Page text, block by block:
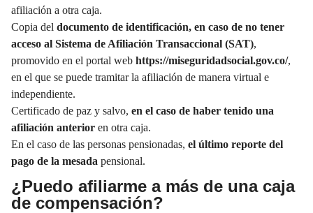
afiliación a otra caja.
Copia del documento de identificación, en caso de no tener
acceso al Sistema de Afiliación Transaccional (SAT),
promovido en el portal web https://miseguridadsocial.gov.co/,
en el que se puede tramitar la afiliación de manera virtual e
independiente.
Certificado de paz y salvo, en el caso de haber tenido una
afiliación anterior en otra caja.
En el caso de las personas pensionadas, el último reporte del
pago de la mesada pensional.
¿Puedo afiliarme a más de una caja
de compensación?